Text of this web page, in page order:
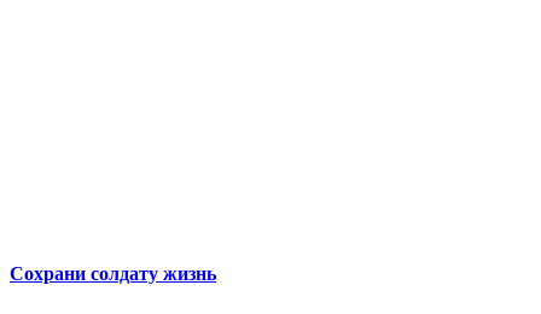
Сохрани солдату жизнь